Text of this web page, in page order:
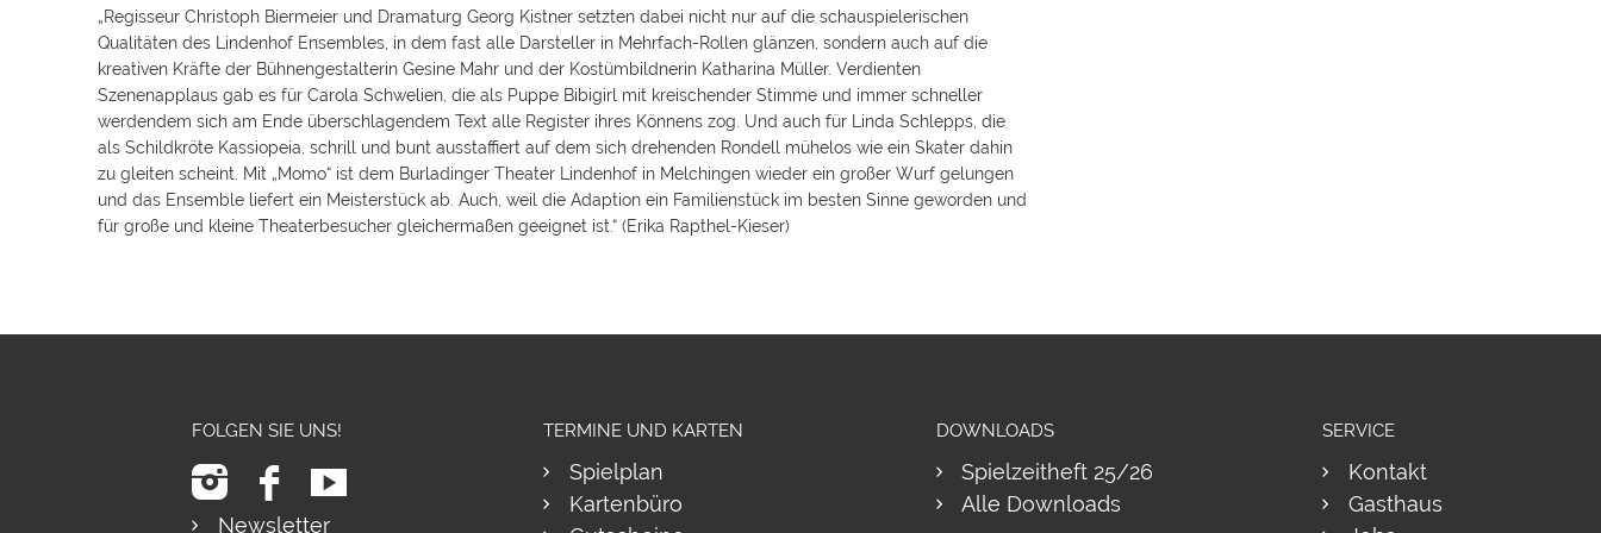
„Regisseur Christoph Biermeier und Dramaturg Georg Kistner setzten dabei nicht nur auf die schauspielerischen
Qualitäten des Lindenhof Ensembles, in dem fast alle Darsteller in Mehrfach-Rollen glänzen, sondern auch auf die
kreativen Kräfte der Bühnengestalterin Gesine Mahr und der Kostümbildnerin Katharina Müller. Verdienten
Szenenapplaus gab es für Carola Schwelien, die als Puppe Bibigirl mit kreischender Stimme und immer schneller
werdendem sich am Ende überschlagendem Text alle Register ihres Könnens zog. Und auch für Linda Schlepps, die
als Schildkröte Kassiopeia, schrill und bunt ausstaffiert auf dem sich drehenden Rondell mühelos wie ein Skater dahin
zu gleiten scheint. Mit „Momo“ ist dem Burladinger Theater Lindenhof in Melchingen wieder ein großer Wurf gelungen
und das Ensemble liefert ein Meisterstück ab. Auch, weil die Adaption ein Familienstück im besten Sinne geworden und
für große und kleine Theaterbesucher gleichermaßen geeignet ist.“ (Erika Rapthel-Kieser)
FOLGEN SIE UNS!
Newsletter
TERMINE UND KARTEN
Spielplan
Kartenbüro
DOWNLOADS
Spielzeitheft 25/26
Alle Downloads
SERVICE
Kontakt
Gasthaus